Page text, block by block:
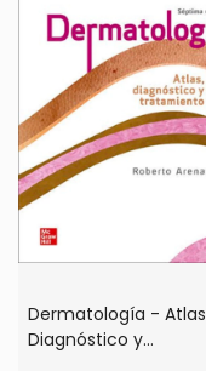
Dermatología - Atlas
Diagnóstico y